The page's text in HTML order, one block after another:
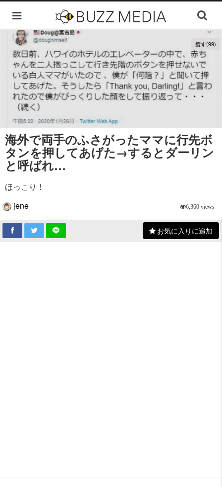
癒す(99)
海外で両手のふさがったママに行先ボ
タンを押してあげた→するとダーリン
と呼ばれ…
ほっこり！
jene
6,360 views
お気に入りに追加